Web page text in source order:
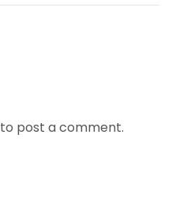
to post a comment.